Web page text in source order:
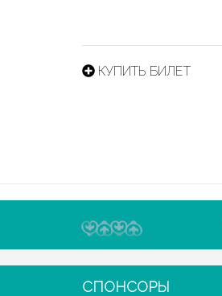
КУПИТЬ БИЛЕТ
СПОНСОРЫ